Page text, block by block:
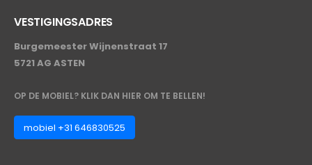
VESTIGINGSADRES
Burgemeester Wijnenstraat 17
5721 AG ASTEN
OP DE MOBIEL? KLIK DAN HIER OM TE BELLEN!
mobiel +31 646830525